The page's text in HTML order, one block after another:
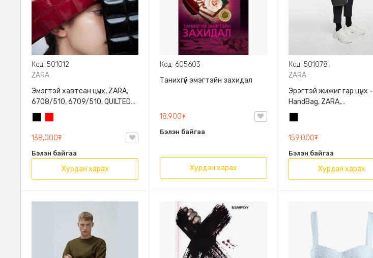
Код: 501012
ZARA
Эмэгтэй хавтсан цүнх, ZARA,
6708/510, 6709/510, QUILTED
CLUTCH BAGDETAILS, Лакан,
Гинжин оосортой
138,000₮
Бэлэн байгаа
Хурдан харах
Код: 605603
Танихгүй эмэгтэйн захидал
18,900₮
Бэлэн байгаа
Хурдан харах
Код: 501078
ZARA
Эрэгтэй жижиг гар цүнх -
HandBag, ZARA,
3720/005/040, PU арьс
159,000₮
Бэлэн байгаа
Хурдан харах